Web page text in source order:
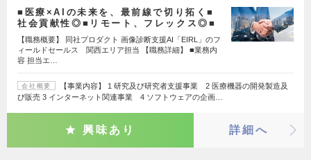
■医療×AIの未来を、最前線で切り拓く■
社会貢献性◎■リモート、フレックス◎■
【職務概要】 同社プロダクト 画像診断支援AI「EIRL」のフ
ィールドセールス 関西エリア担当 【職務詳細】 ■業務内
容 担当エ…
会社概要
【事業内容】 1 研究及び研究者支援事業 2 医療機器の開発製造及
び販売 3 インターネット関連事業 4 ソフトウェアの企画…
興味あり 詳細へ